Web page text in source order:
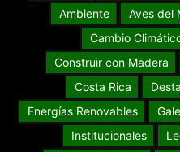
Ambiente
Aves del
Cambio
Construir con Madera
Costa Rica
Energías Renovables
Institucionales